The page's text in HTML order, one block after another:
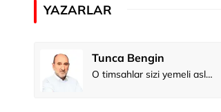
YAZARLAR
Tunca Bengin
O timsahlar sizi yemeli aslında!...